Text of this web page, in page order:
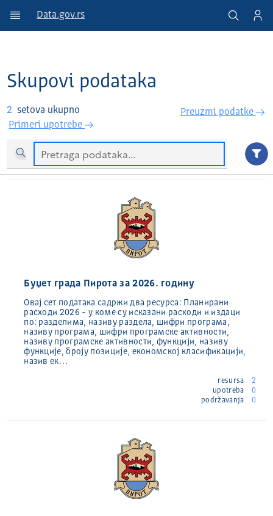
Data.gov.rs
Skupovi podataka
2 setova ukupno
Primeri upotrebe
Preuzmi podatke
Буџет града Пирота за 2026. годину
Овај сет података садржи два ресурса: Планирани
расходи 2026 - у коме су исказани расходи и издаци
по: разделима, називу раздела, шифри програма,
називу програма, шифри програмске активности,
називу програмске активности, функцији, називу
функције, броју позиције, економској класификацији,
назив ек…
resursa
2
upotreba
0
podržavanja
0